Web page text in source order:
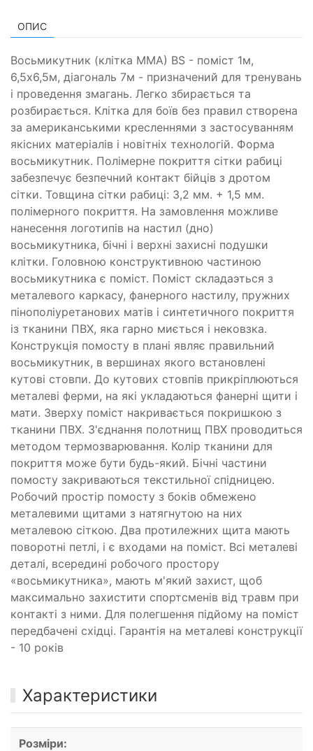
ОПИС
Восьмикутник (клітка ММА) BS - поміст 1м,
6,5х6,5м, діагональ 7м - призначений для тренувань
і проведення змагань. Легко збирається та
розбирається. Клітка для боїв без правил створена
за американськими кресленнями з застосуванням
якісних матеріалів і новітніх технологій. Форма
восьмикутник. Полімерне покриття сітки рабиці
забезпечує безпечний контакт бійців з дротом
сітки. Товщина сітки рабиці: 3,2 мм. + 1,5 мм.
полімерного покриття. На замовлення можливе
нанесення логотипів на настил (дно)
восьмикутника, бічні і верхні захисні подушки
клітки. Головною конструктивною частиною
восьмикутника є поміст. Поміст складаэться з
металевого каркасу, фанерного настилу, пружних
пінополіуретанових матів і синтетичного покриття
із тканини ПВХ, яка гарно миється і нековзка.
Конструкція помосту в плані являє правильний
восьмикутник, в вершинах якого встановлені
кутові стовпи. До кутових стовпів прикріплюються
металеві ферми, на які укладаються фанерні щити і
мати. Зверху поміст накривається покришкою з
тканини ПВХ. З'єднання полотнищ ПВХ проводиться
методом термозварювання. Колір тканини для
покриття може бути будь-який. Бічні частини
помосту закриваються текстильної спідницею.
Робочий простір помосту з боків обмежено
металевими щитами з натягнутою на них
металевою сіткою. Два протилежних щита мають
поворотні петлі, і є входами на поміст. Всі металеві
деталі, всередині робочого простору
«восьмикутника», мають м'який захист, щоб
максимально захистити спортсменів від травм при
контакті з ними. Для полегшення підйому на поміст
передбачені східці. Гарантія на металеві конструкції
- 10 років
Характеристики
Розміри: